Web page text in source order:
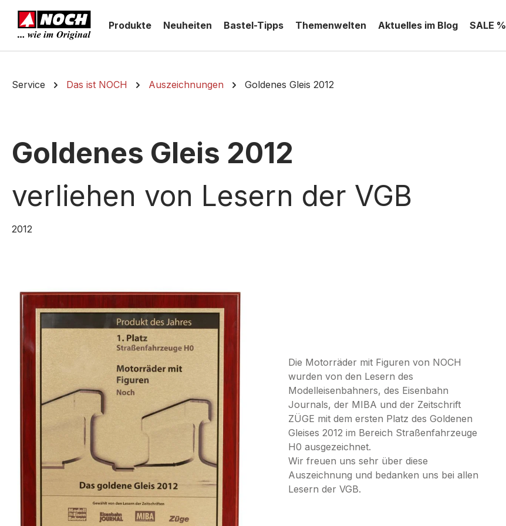
Zur Hauptnavigation springen
Produkte
Neuheiten Bastel-Tipps Themenwelten Aktuelles im Blog SALE %
Service Das ist NOCH Auszeichnungen Goldenes Gleis 2012
Goldenes Gleis 2012
verliehen von Lesern der VGB
2012
Die Motorräder mit Figuren von NOCH
wurden von den Lesern des
Modelleisenbahners, des Eisenbahn
Journals, der MIBA und der Zeitschrift
ZÜGE mit dem ersten Platz des Goldenen
Gleises 2012 im Bereich Straßenfahrzeuge
H0 ausgezeichnet.
Wir freuen uns sehr über diese
Auszeichnung und bedanken uns bei allen
Lesern der VGB.